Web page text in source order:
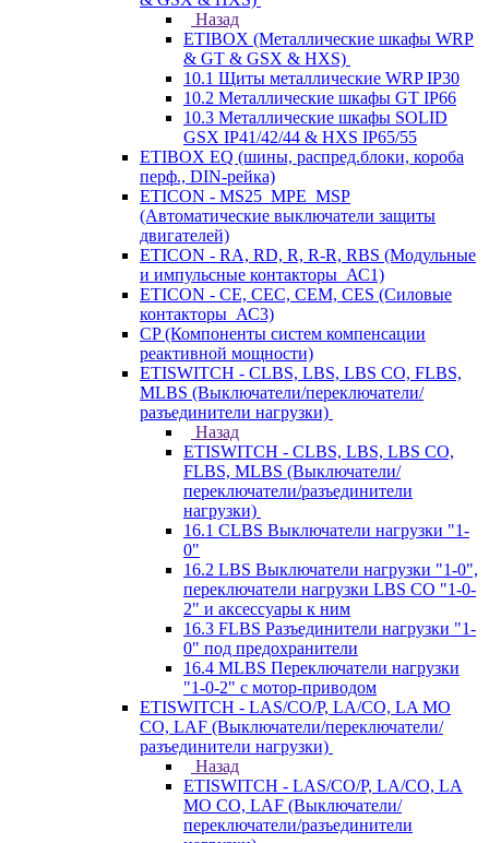
Назад
ETIBOX (Металлические шкафы WRP
& GT & GSX & HXS)
10.1 Щиты металлические WRP IP30
10.2 Металлические шкафы GT IP66
10.3 Металлические шкафы SOLID
GSX IP41/42/44 & HXS IP65/55
ETIBOX EQ (шины, распред.блоки, короба
перф., DIN-рейка)
ETICON - MS25_MPE_MSP
(Автоматические выключатели защиты
двигателей)
ETICON - RA, RD, R, R-R, RBS (Модульные
и импульсные контакторы_АС1)
ETICON - CE, CEC, CEM, CES (Силовые
контакторы_АС3)
CP (Компоненты систем компенсации
реактивной мощности)
ETISWITCH - CLBS, LBS, LBS CO, FLBS,
MLBS (Выключатели/переключатели/
разъединители нагрузки)
Назад
ETISWITCH - CLBS, LBS, LBS CO,
FLBS, MLBS (Выключатели/
переключатели/разъединители
нагрузки)
16.1 CLBS Выключатели нагрузки "1-
0"
16.2 LBS Выключатели нагрузки "1-0",
переключатели нагрузки LBS CO "1-0-
2" и аксессуары к ним
16.3 FLBS Разъединители нагрузки "1-
0" под предохранители
16.4 MLBS Переключатели нагрузки
"1-0-2" с мотор-приводом
ETISWITCH - LAS/CO/P, LA/CO, LA MO
CO, LAF (Выключатели/переключатели/
разъединители нагрузки)
Назад
ETISWITCH - LAS/CO/P, LA/CO, LA
MO CO, LAF (Выключатели/
переключатели/разъединители